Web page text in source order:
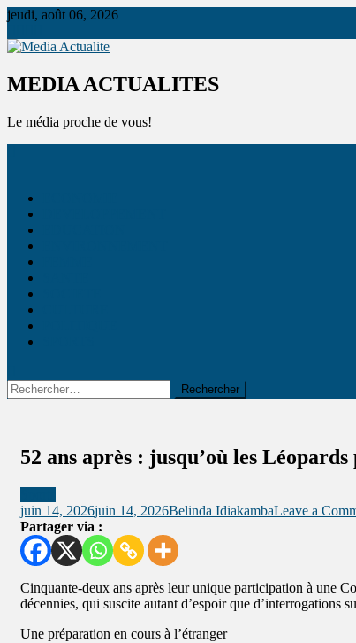
jeudi, août 06, 2026
Media Actualite
MEDIA ACTUALITES
Le média proche de vous!
52 ans après : jusqu’où les
juin 14, 2026juin 14, 2026Belinda IdiakambaLeave a
Partager via :
Cinquante-deux ans après leur unique participation à une
décennies, qui suscite autant d’espoir que d’interrogations
Une préparation en cours à l’étranger